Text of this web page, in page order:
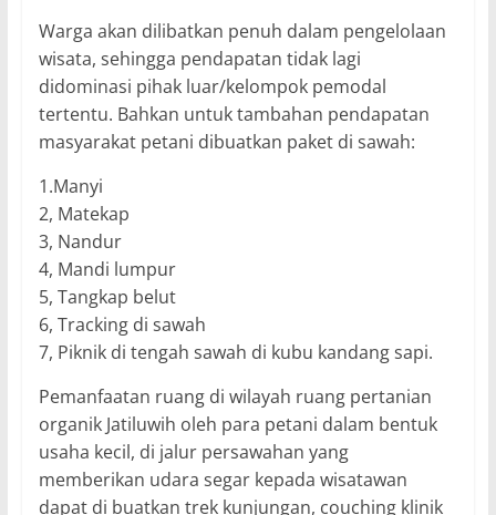
Warga akan dilibatkan penuh dalam pengelolaan
wisata, sehingga pendapatan tidak lagi
didominasi pihak luar/kelompok pemodal
tertentu. Bahkan untuk tambahan pendapatan
masyarakat petani dibuatkan paket di sawah:
1.Manyi
2, Matekap
3, Nandur
4, Mandi lumpur
5, Tangkap belut
6, Tracking di sawah
7, Piknik di tengah sawah di kubu kandang sapi.
Pemanfaatan ruang di wilayah ruang pertanian
organik Jatiluwih oleh para petani dalam bentuk
usaha kecil, di jalur persawahan yang
memberikan udara segar kepada wisatawan
dapat di buatkan trek kunjungan, couching klinik